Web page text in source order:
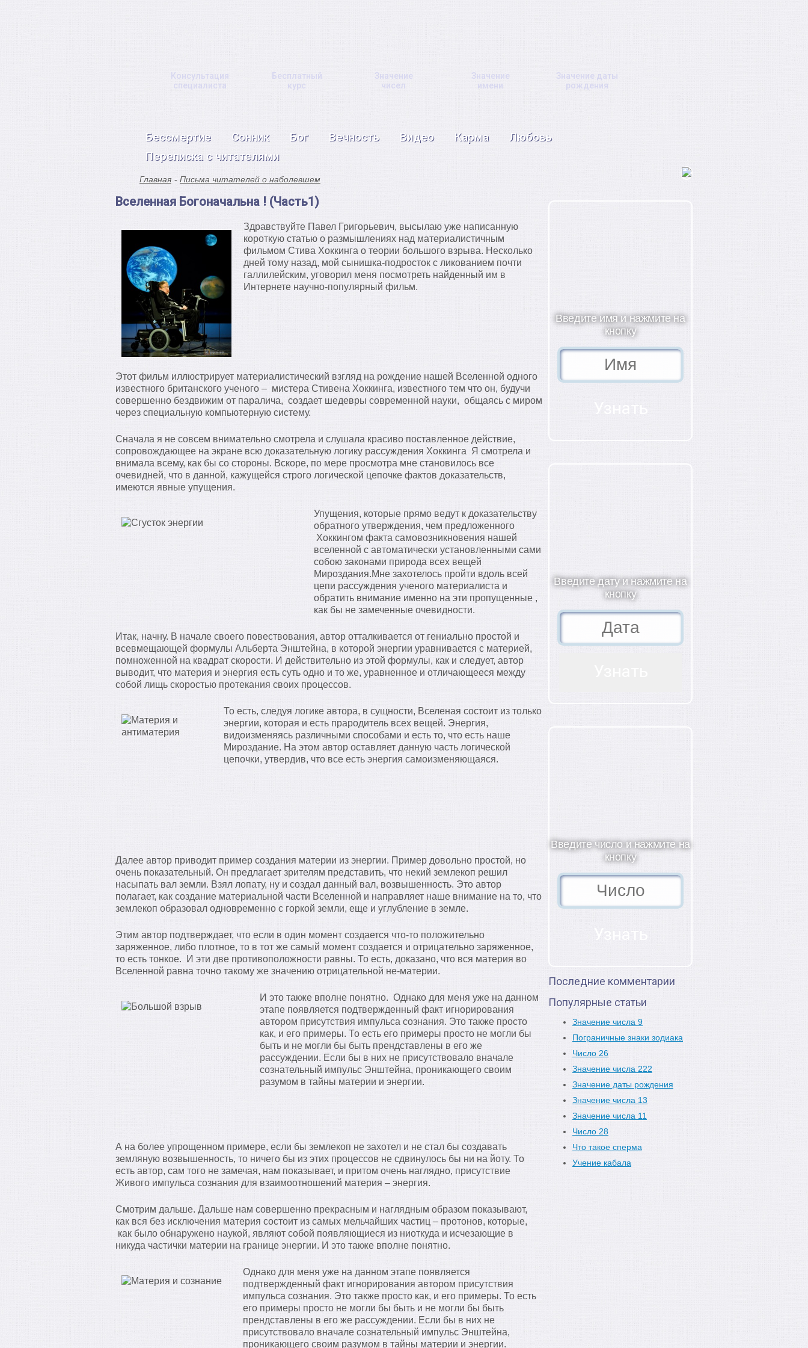
Консультация
специалиста
Бесплатный
курс
Значение
чисел
Значение
имени
Значение даты
рождения
Бессмертие Сонник Бог Вечность Видео Карма
Любовь
Переписка с читателями
Главная Письма читателей о наболевшем
Вселенная Богоначальна ! (Часть1)
Здравствуйте Павел Григорьевич, высылаю уже написанную
короткую статью о размышлениях над материалистичным
фильмом Стива Хоккинга о теории большого взрыва. Несколько
дней тому назад, мой сынишка-подросток с ликованием почти
галлилейским, уговорил меня посмотреть найденный им в
Интернете научно-популярный фильм.
Этот фильм иллюстрирует материалистический взгляд на рождение нашей Вселенной одного
известного британского ученого – мистера Стивена Хоккинга, известного тем что он, будучи
совершенно бездвижим от паралича, создает шедевры современной науки, общаясь с миром
через специальную компьютерную систему.
Сначала я не совсем внимательно смотрела и слушала красиво поставленное действие,
сопровождающее на экране всю доказательную логику рассуждения Хоккинга Я смотрела и
внимала всему, как бы со стороны. Вскоре, по мере просмотра мне становилось все
очевидней, что в данной, кажущейся строго логической цепочке фактов доказательств,
имеются явные упущения.
Упущения, которые прямо ведут к доказательству
обратного утверждения, чем предложенного
Хоккингом факта самовозникновения нашей
вселенной с автоматически установленными сами
собою законами природа всех вещей
Мироздания.Мне захотелось пройти вдоль всей
цепи рассуждения ученого материалиста и
обратить внимание именно на эти пропущенные ,
как бы не замеченные очевидности.
Итак, начну. В начале своего повествования, автор отталкивается от гениально простой и
всевмещающей формулы Альберта Энштейна, в которой энергии уравнивается с материей,
помноженной на квадрат скорости. И действительно из этой формулы, как и следует, автор
выводит, что материя и энергия есть суть одно и то же, уравненное и отличающееся между
собой лищь скоростью протекания своих процессов.
То есть, следуя логике автора, в сущности, Вселеная состоит из только
энергии, которая и есть прародитель всех вещей. Энергия,
видоизменяясь различными способами и есть то, что есть наше
Мироздание. На этом автор оставляет данную часть логической
цепочки, утвердив, что все есть энергия самоизменяющаяся.
Далее автор приводит пример создания материи из энергии. Пример довольно простой, но
очень показательный. Он предлагает зрителям представить, что некий землекоп решил
насыпать вал земли. Взял лопату, ну и создал данный вал, возвышенность. Это автор
полагает, как создание материальной части Вселенной и направляет наше внимание на то, что
землекоп образовал одновременно с горкой земли, еще и углубление в земле.
Этим автор подтверждает, что если в один момент создается что-то положительно
заряженное, либо плотное, то в тот же самый момент создается и отрицательно заряженное,
то есть тонкое. И эти две противоположности равны. То есть, доказано, что вся материя во
Вселенной равна точно такому же значению отрицательной не-материи.
И это также вполне понятно. Однако для меня уже на данном
этапе появляется подтвержденный факт игнорирования
автором присутствия импульса сознания. Это также просто
как, и его примеры. То есть его примеры просто не могли бы
быть и не могли бы быть прендставлены в его же
рассуждении. Если бы в них не присутствовало вначале
сознательный импульс Энштейна, проникающего своим
разумом в тайны материи и энергии.
А на более упрощенном примере, если бы землекоп не захотел и не стал бы создавать
земляную возвышенность, то ничего бы из этих процессов не сдвинулось бы ни на йоту. То
есть автор, сам того не замечая, нам показывает, и притом очень наглядно, присутствие
Живого импульса сознания для взаимоотношений материя – энергия.
Смотрим дальше. Дальше нам совершенно прекрасным и наглядным образом показывают,
как вся без исключения материя состоит из самых мельчайших частиц – протонов, которые,
как было обнаружено наукой, являют собой появляющиеся из ниоткуда и исчезающие в
никуда частички материи на границе энергии. И это также вполне понятно.
Однако для меня уже на данном этапе появляется
подтвержденный факт игнорирования автором присутствия
импульса сознания. Это также просто как, и его примеры. То есть
его примеры просто не могли бы быть и не могли бы быть
прендставлены в его же рассуждении. Если бы в них не
присутствовало вначале сознательный импульс Энштейна,
проникающего своим разумом в тайны материи и энергии.
Введите имя и нажмите на
кнопку
Введите дату и нажмите на
кнопку
Введите число и нажмите на
кнопку
Последние комментарии
Популярные статьи
Значение числа 9
Пограничные знаки зодиака
Число 26
Значение числа 222
Значение даты рождения
Значение числа 13
Значение числа 11
Число 28
Что такое сперма
Учение кабала